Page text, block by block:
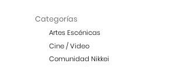
Categorías
Artes Escénicas
Cine / Video
Comunidad Nikkei